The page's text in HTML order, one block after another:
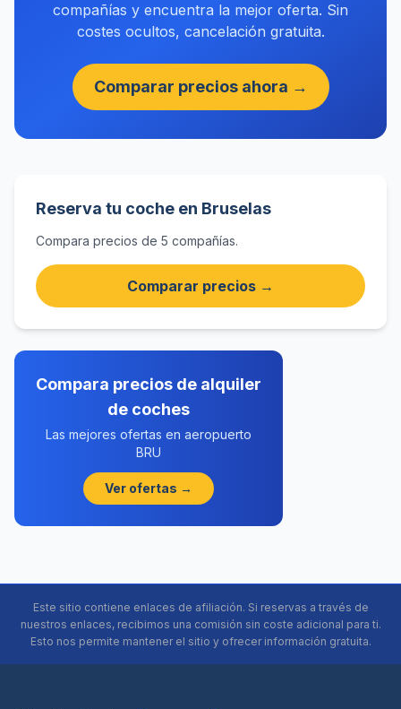
compañías y encuentra la mejor oferta. Sin
costes ocultos, cancelación gratuita.
Comparar precios ahora →
Reserva tu coche en Bruselas
Compara precios de 5 compañías.
Comparar precios →
Compara precios de alquiler
de coches
Las mejores ofertas en aeropuerto
BRU
Ver ofertas →
Este sitio contiene enlaces de afiliación. Si reservas a través de
nuestros enlaces, recibimos una comisión sin coste adicional para ti.
Esto nos permite mantener el sitio y ofrecer información gratuita.